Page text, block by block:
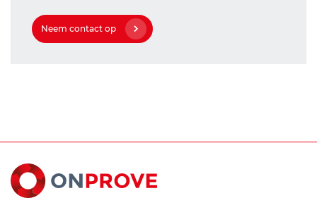
Neem contact op